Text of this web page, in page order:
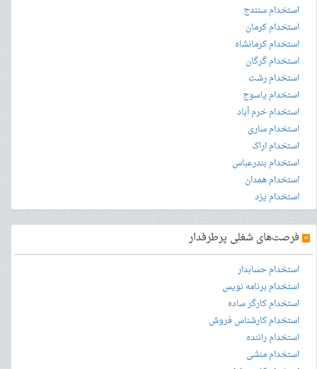
استخدام سنندج
استخدام کرمان
استخدام کرمانشاه
استخدام گرگان
استخدام رشت
استخدام یاسوج
استخدام خرم آباد
استخدام ساری
استخدام اراک
استخدام بندرعباس
استخدام همدان
استخدام یزد
» فرصت‌های شغلی پرطرفدار
استخدام حسابدار
استخدام برنامه نویس
استخدام کارگر ساده
استخدام کارشناس فروش
استخدام راننده
استخدام منشی